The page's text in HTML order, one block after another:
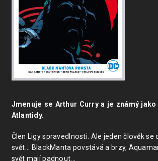
Jmenuje se Arthur Curry a je známý jako
Atlantidy.
Člen Ligy spravedlnosti. Ale jeden člověk se
svět... BlackManta povstává a brzy,
svět mají padnout...